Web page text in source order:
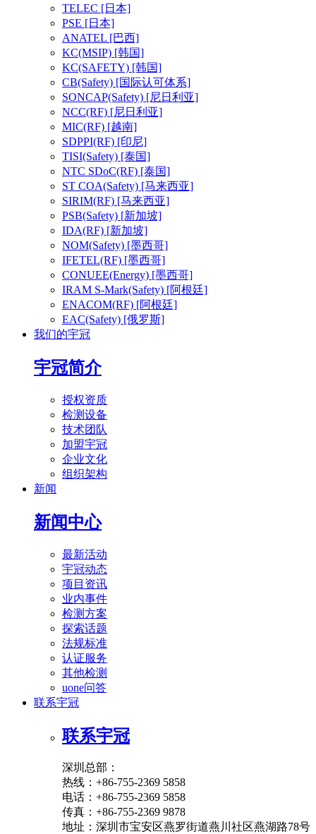
TELEC [日本]
PSE [日本]
ANATEL [巴西]
KC(MSIP) [韩国]
KC(SAFETY) [韩国]
CB(Safety) [国际认可体系]
SONCAP(Safety) [尼日利亚]
NCC(RF) [尼日利亚]
MIC(RF) [越南]
SDPPI(RF) [印尼]
TISI(Safety) [泰国]
NTC SDoC(RF) [泰国]
ST COA(Safety) [马来西亚]
SIRIM(RF) [马来西亚]
PSB(Safety) [新加坡]
IDA(RF) [新加坡]
NOM(Safety) [墨西哥]
IFETEL(RF) [墨西哥]
CONUEE(Energy) [墨西哥]
IRAM S-Mark(Safety) [阿根廷]
ENACOM(RF) [阿根廷]
EAC(Safety) [俄罗斯]
我们的宇冠
宇冠简介
授权资质
检测设备
技术团队
加盟宇冠
企业文化
组织架构
新闻
新闻中心
最新活动
宇冠动态
项目资讯
业内事件
检测方案
探索话题
法规标准
认证服务
其他检测
uone问答
联系宇冠
联系宇冠
深圳总部：
热线：+86-755-2369 5858
电话：+86-755-2369 5858
传真：+86-755-2369 9878
地址：深圳市宝安区燕罗街道燕川社区燕湖路78号